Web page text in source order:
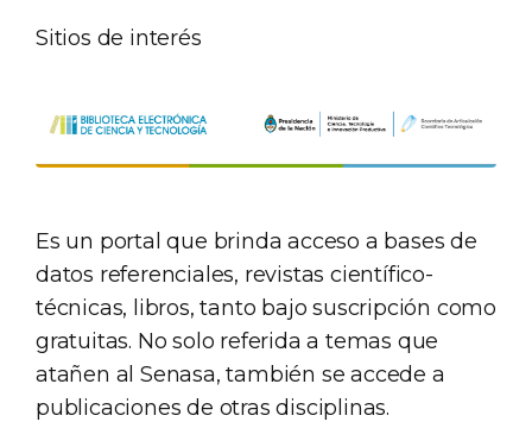
Sitios de interés
Es un portal que brinda acceso a bases de
datos referenciales, revistas científico-
técnicas, libros, tanto bajo suscripción como
gratuitas. No solo referida a temas que
atañen al Senasa, también se accede a
publicaciones de otras disciplinas.